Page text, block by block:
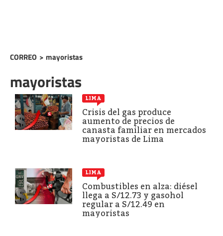
CORREO > mayoristas
mayoristas
LIMA
Crisis del gas produce
aumento de precios de
canasta familiar en mercados
mayoristas de Lima
LIMA
Combustibles en alza: diésel
llega a S/12.73 y gasohol
regular a S/12.49 en
mayoristas